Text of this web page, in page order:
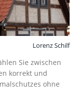
Lorenz Schilf
Sie zwischen
korrekt und
ohne